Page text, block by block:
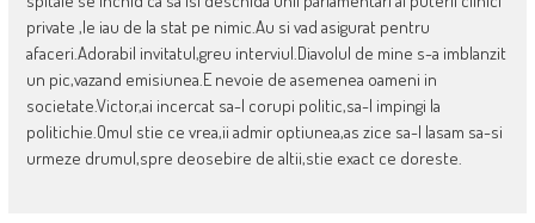
private ,le iau de la stat pe nimic.Au si vad asigurat pentru
afaceri.Adorabil invitatul,greu interviul.Diavolul de mine s-a imblanzit
un pic,vazand emisiunea.E nevoie de asemenea oameni in
societate.Victor,ai incercat sa-l corupi politic,sa-l impingi la
politichie.Omul stie ce vrea,ii admir optiunea,as zice sa-l lasam sa-si
urmeze drumul,spre deosebire de altii,stie exact ce doreste.